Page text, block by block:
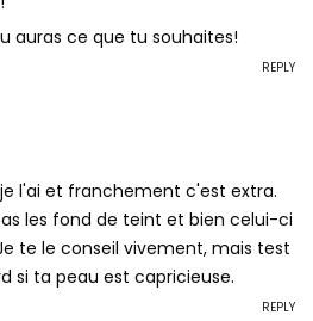
auras ce que tu souhaites!
REPLY
je l'ai et franchement c'est extra.
les fond de teint et bien celui-ci
te le conseil vivement, mais test
si ta peau est capricieuse.
REPLY